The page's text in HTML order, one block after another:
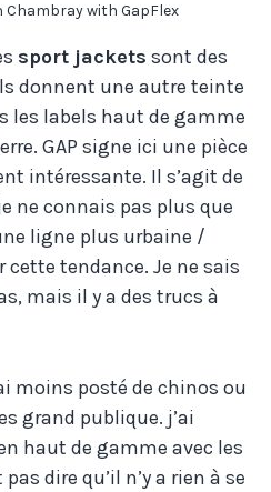
with GapFlex
sport jackets sont des
donnent une autre teinte
les labels haut de gamme
GAP signe ici une pièce
intéressante. Il s’agit de
ne connais pas plus que
ligne plus urbaine /
tendance. Je ne sais
mais il y a des trucs à
moins posté de chinos ou
grand publique. j’ai
haut de gamme avec les
dire qu’il n’y a rien à se